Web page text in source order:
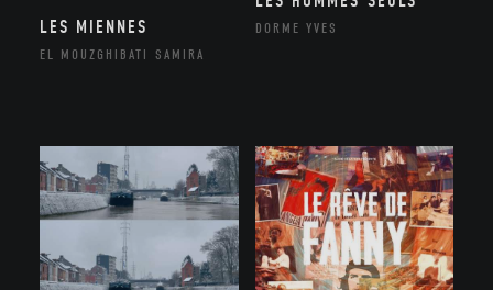
LES MIENNES
EL MOUZGHIBATI SAMIRA
DORME YVES